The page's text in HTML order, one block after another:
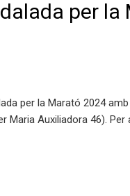
per
per la Marató 2024
Maria Auxiliadora 46).